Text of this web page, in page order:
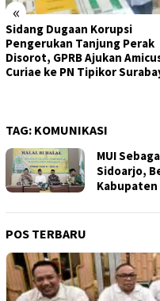
«
Sidang Dugaan Korupsi
Pengerukan Tanjung Perak
Disorot, GPRB Ajukan
Curiae ke PN Tipikor
TAG: KOMUNIKASI
MUI
Sidoarjo,
POS TERBARU